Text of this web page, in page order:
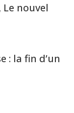
nouvel
: la fin d’un